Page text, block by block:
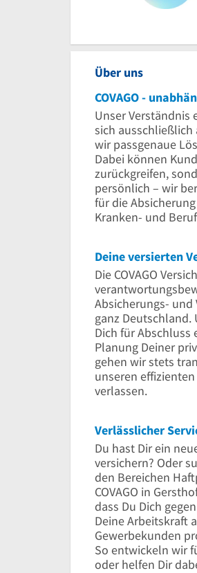
Über uns
COVAGO -
Unser
sich ausschließlich
wir passgenaue
Dabei können
zurückgreifen,
persönlich – wir
für die
Kranken- und
Deine versierten
Die COVAGO
Absicherungs-
ganz Deutschland.
Dich für
Planung Deiner
gehen wir stets
unseren
verlassen.
Verlässlicher
Du hast Dir ein
versichern? Oder
den Bereichen
COVAGO in
dass Du Dich
Deine Arbeitskraft
Gewerbekunden
So entwickeln wir
oder helfen Dir